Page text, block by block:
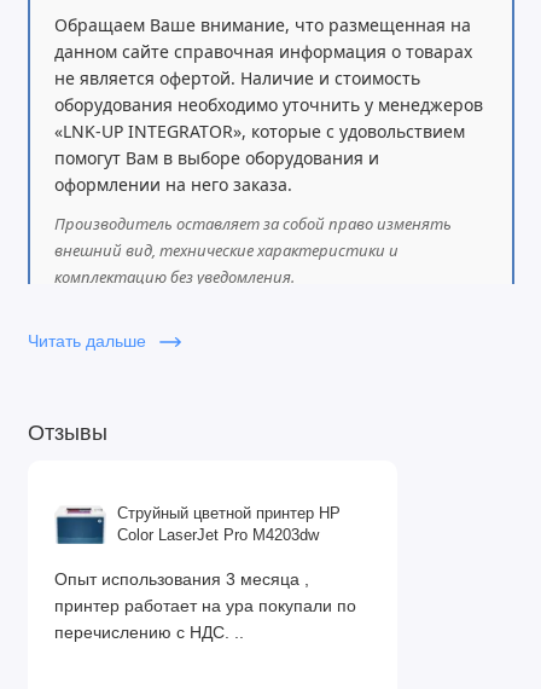
Обращаем Ваше внимание, что размещенная на
данном сайте справочная информация о товарах
не является офертой. Наличие и стоимость
оборудования необходимо уточнить у менеджеров
«LNK-UP INTEGRATOR», которые с удовольствием
помогут Вам в выборе оборудования и
оформлении на него заказа.
Производитель оставляет за собой право изменять
внешний вид, технические характеристики и
комплектацию без уведомления.
Читать дальше
Отзывы
Струйный цветной принтер HP
Color LaserJet Pro M4203dw
Опыт использования 3 месяца ,
принтер работает на ура покупали по
перечислению с НДС. ..